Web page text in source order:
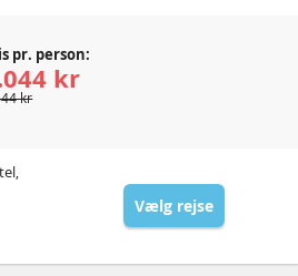
pr. person:
kr
kr
Vælg rejse